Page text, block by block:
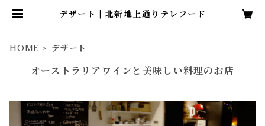
デザート | 北新地上通りテレフード
HOME デザート
オーストラリアワインと美味しい料理のお店